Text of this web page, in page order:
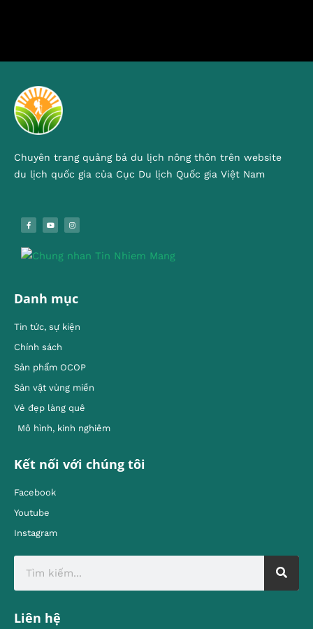
Chuyên trang quảng bá du lịch nông thôn trên website
du lịch quốc gia của Cục Du lịch Quốc gia Việt Nam
Danh mục
Tin tức, sự kiện
Chính sách
Sản phẩm OCOP
Sản vật vùng miền
Vẻ đẹp làng quê
Mô hình, kinh nghiêm
Kết nối với chúng tôi
Facebook
Youtube
Instagram
Liên hệ